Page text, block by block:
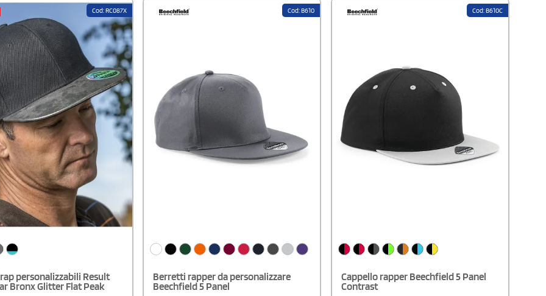
Cod: RC087X
personalizzabili Result
Bronx Glitter Flat Peak
Cod: B610
Berretti rapper da personalizzare
Beechfield 5 Panel
Cod: B610C
Cappello rapper Beechfield 5 Panel
Contrast